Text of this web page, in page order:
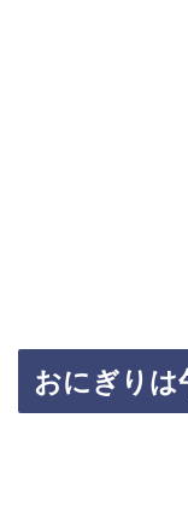
おにぎりは